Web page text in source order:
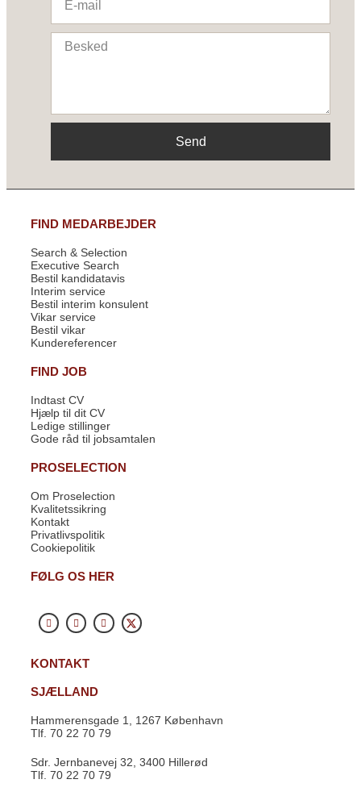
Send
FIND MEDARBEJDER
Search & Selection
Executive Search
Bestil kandidatavis
Interim service
Bestil interim konsulent
Vikar service
Bestil vikar
Kundereferencer
FIND JOB
Indtast CV
Hjælp til dit CV
Ledige stillinger
Gode råd til jobsamtalen
PROSELECTION
Om Proselection
Kvalitetssikring
Kontakt
Privatlivspolitik
Cookiepolitik
FØLG OS HER
KONTAKT
SJÆLLAND
Hammerensgade 1, 1267 København
Tlf. 70 22 70 79
Sdr. Jernbanevej 32, 3400 Hillerød
Tlf. 70 22 70 79